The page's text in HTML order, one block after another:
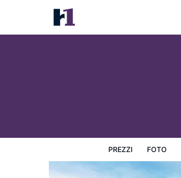
PREZZI FOTO
Muthu Glasgow River Hotel
Prezzi